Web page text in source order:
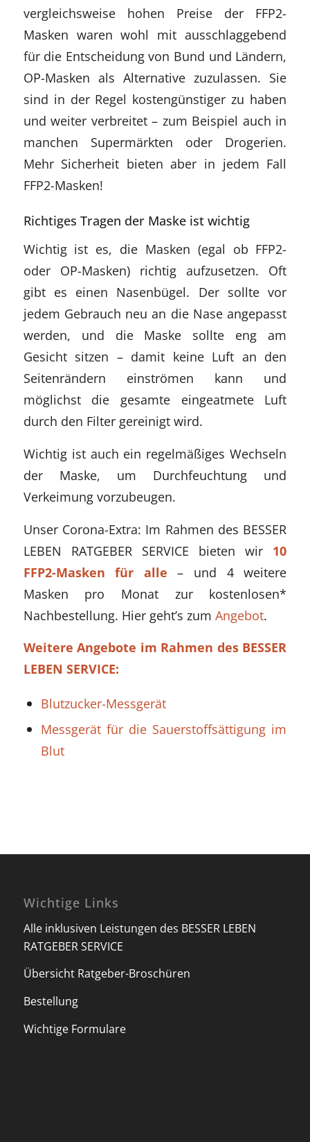
vergleichsweise hohen Preise der FFP2-
Masken waren wohl mit ausschlaggebend
für die Entscheidung von Bund und Ländern,
OP-Masken als Alternative zuzulassen. Sie
sind in der Regel kostengünstiger zu haben
und weiter verbreitet – zum Beispiel auch in
manchen Supermärkten oder Drogerien.
Mehr Sicherheit bieten aber in jedem Fall
FFP2-Masken!
Richtiges Tragen der Maske ist wichtig
Wichtig ist es, die Masken (egal ob FFP2-
oder OP-Masken) richtig aufzusetzen. Oft
gibt es einen Nasenbügel. Der sollte vor
jedem Gebrauch neu an die Nase angepasst
werden, und die Maske sollte eng am
Gesicht sitzen – damit keine Luft an den
Seitenrändern einströmen kann und
möglichst die gesamte eingeatmete Luft
durch den Filter gereinigt wird.
Wichtig ist auch ein regelmäßiges Wechseln
der Maske, um Durchfeuchtung und
Verkeimung vorzubeugen.
Unser Corona-Extra: Im Rahmen des BESSER
LEBEN RATGEBER SERVICE bieten wir 10
FFP2-Masken für alle – und 4 weitere
Masken pro Monat zur kostenlosen*
Nachbestellung. Hier geht’s zum Angebot.
Weitere Angebote im Rahmen des BESSER
LEBEN SERVICE:
Blutzucker-Messgerät
Messgerät für die Sauerstoffsättigung im
Blut
Wichtige Links
Alle inklusiven Leistungen des BESSER LEBEN
RATGEBER SERVICE
Übersicht Ratgeber-Broschüren
Bestellung
Wichtige Formulare